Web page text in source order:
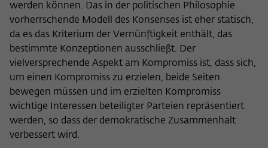
werden können. Das in der politischen Philosophie
vorherrschende Modell des Konsenses ist eher statisch,
da es das Kriterium der Vernünftigkeit enthält, das
bestimmte Konzeptionen ausschließt. Der
vielversprechende Aspekt am Kompromiss ist, dass sich,
um einen Kompromiss zu erzielen, beide Seiten
bewegen müssen und im erzielten Kompromiss
wichtige Interessen beteiligter Parteien repräsentiert
werden, so dass der demokratische Zusammenhalt
verbessert wird.